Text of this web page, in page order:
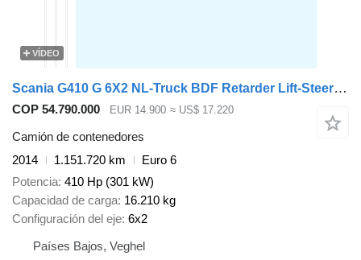
VÍDEO
Scania G410 G 6X2 NL-Truck BDF Retarder Lift-Steering Axle ACC Hydrauli
COP 54.790.000 EUR 14.900 ≈ US$ 17.220
Camión de contenedores
2014
1.151.720 km
Euro 6
Potencia 410 Hp (301 kW)
Capacidad de carga 16.210 kg
Configuración del eje 6x2
Países Bajos, Veghel